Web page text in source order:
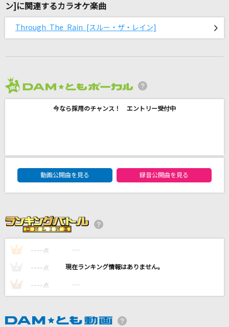
YOASOBI
[生音]ベテルギウス
須賀亮雄
Bのリベンジ
[生音]夢をかなえてドラえもん(ドラえもんアニ
メバージョン)
mao
スキマスイッチ
[生音]ただ君に晴れ
カラオケ最新情報をチェック！
ン]に関連するカラオケ楽曲
Through The Rain [スルー・ザ・レイン]
今なら採用のチャンス！ エントリー受付中
DAM★ともボーカルエントリーランキング
動画公開曲を見る
録音公開曲を見る
1 ---- 点 ----
---- 点 ----
3 ---- 点 ----